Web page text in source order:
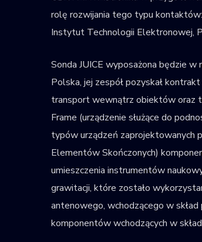
rolę rozwijania tego typu
Instytut Technologii Elektronowej,
Sonda JUICE wyposażona będzie
Polska, jej zespół pozyskał
transport wewnątrz obiektów oraz
Frame (urządzenie służące do
typów urządzeń zaprojektowanych
Elementów Skończonych)
umieszczenia instrumentów
grawitacji, które zostało
antenowego, wchodzącego w
komponentów wchodzących w